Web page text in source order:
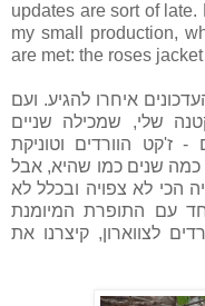
updates are sort of
my small production,
are met: the roses
איחרו להגיע. ועם
שלי, שמכילה שניים
ז'קט הוורדים וטוניקת
כמה שנים כמו שהיא, אבל
הכי לא צפויה ובכלל לא
עם התופרת המיומנת
לצווארון, קיצרנו את